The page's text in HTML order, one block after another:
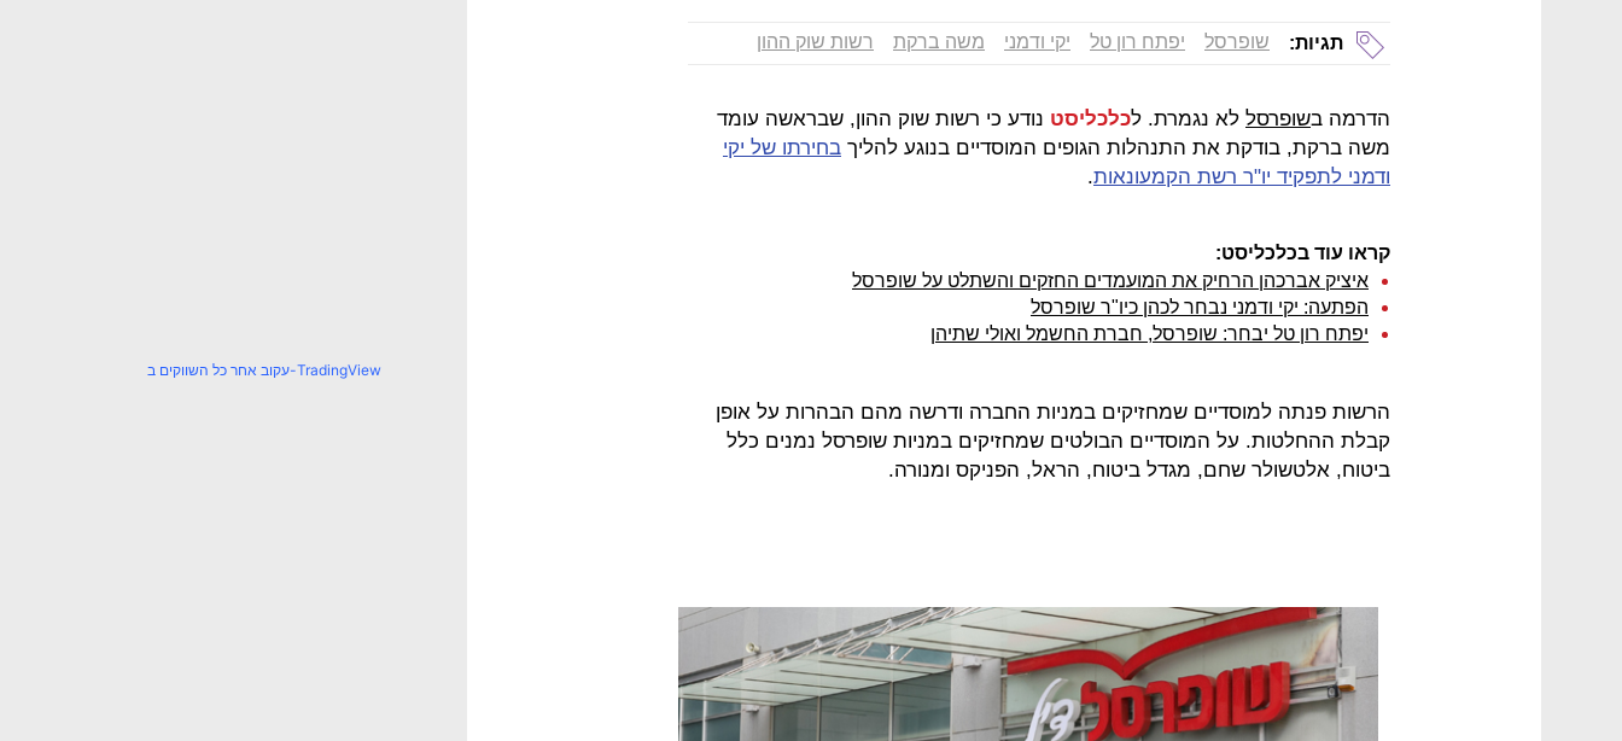
תגיות: שופרסל יפתח רון טל יקי ודמני משה ברקת רשות שוק ההון
הדרמה בשופרסל לא נגמרת. לכלכליסט נודע כי רשות שוק ההון, שבראשה עומד
משה ברקת, בודקת את התנהלות הגופים המוסדיים בנוגע להליך בחירתו של יקי
ודמני לתפקיד יו"ר רשת הקמעונאות.
קראו עוד בכלכליסט:
איציק אברכהן הרחיק את המועמדים החזקים והשתלט על שופרסל
הפתעה: יקי ודמני נבחר לכהן כיו"ר שופרסל
יפתח רון טל יבחר: שופרסל, חברת החשמל ואולי שתיהן
הרשות פנתה למוסדיים שמחזיקים במניות החברה ודרשה מהם הבהרות על אופן
קבלת ההחלטות. על המוסדיים הבולטים שמחזיקים במניות שופרסל נמנים כלל
ביטוח, אלטשולר שחם, מגדל ביטוח, הראל, הפניקס ומנורה.
עקוב אחר כל השווקים ב-TradingView